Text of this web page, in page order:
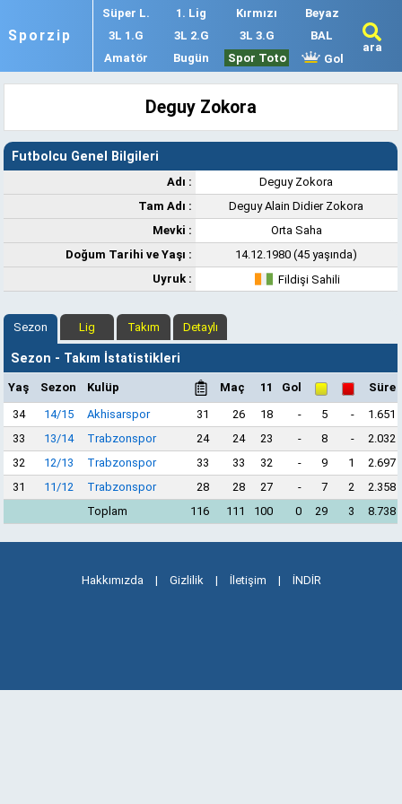
Sporzip
Süper L. 1. Lig Kırmızı
Beyaz
3L 1.G
3L 2.G 3L 3.G
BAL
Amatör
Bugün Spor Toto Gol
ara
Deguy Zokora
Futbolcu Genel Bilgileri
Adı :
Deguy Zokora
Tam Adı :
Deguy Alain Didier Zokora
Mevki :
Orta Saha
Doğum Tarihi ve Yaşı :
14.12.1980 (45 yaşında)
Uyruk :
Fildişi Sahili
Sezon Lig Takım Detaylı
Sezon - Takım İstatistikleri
Yaş Sezon Kulüp Maç 11 Gol
Süre
34
14/15 Akhisarspor 31 26 18 - 5 -
1.651
33
13/14 Trabzonspor 24 24 23 - 8 -
2.032
32
12/13 Trabzonspor 33 33 32 - 9 1
2.697
31
11/12 Trabzonspor 28 28 27 - 7 2
2.358
Toplam
116 111 100 0 29 3 8.738
Hakkımızda | Gizlilik | İletişim | İNDİR